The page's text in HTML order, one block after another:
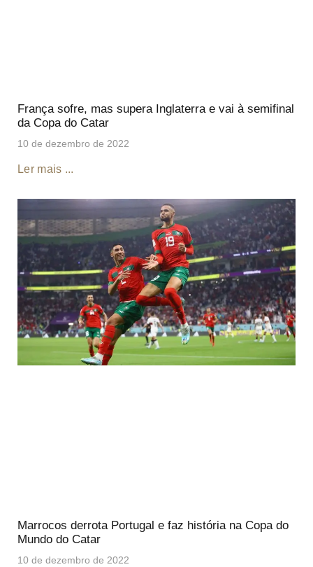
França sofre, mas supera Inglaterra e vai à semifinal
da Copa do Catar
10 de dezembro de 2022
Ler mais ...
Marrocos derrota Portugal e faz história na Copa do
Mundo do Catar
10 de dezembro de 2022